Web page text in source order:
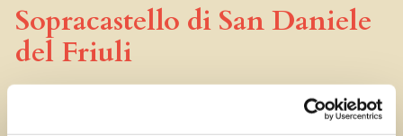
Sopracastello di San Daniele
del Friuli